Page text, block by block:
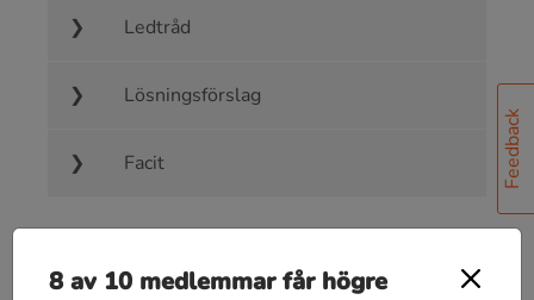
Feedback
Ledtråd
Lösningsförslag
Facit
8 av 10 medlemmar får högre